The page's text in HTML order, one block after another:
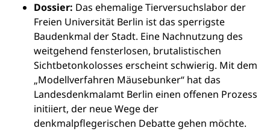
Dossier: Das ehemalige Tierversuchslabor der
Freien Universität Berlin ist das sperrigste
Baudenkmal der Stadt. Eine Nachnutzung des
weitgehend fensterlosen, brutalistischen
Sichtbetonkolosses erscheint schwierig. Mit dem
„Modellverfahren Mäusebunker“ hat das
Landesdenkmalamt Berlin einen offenen Prozess
initiiert, der neue Wege der
denkmalpflegerischen Debatte gehen möchte.